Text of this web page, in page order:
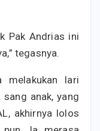
Pak Andrias ini
tegasnya.
melakukan lari
anak, yang
akhirnya lolos